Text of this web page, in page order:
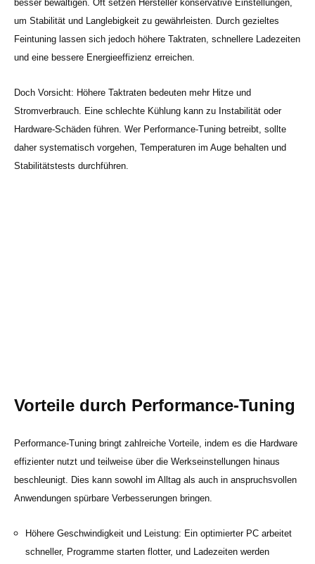
besser bewältigen. Oft setzen Hersteller konservative Einstellungen,
um Stabilität und Langlebigkeit zu gewährleisten. Durch gezieltes
Feintuning lassen sich jedoch höhere Taktraten, schnellere Ladezeiten
und eine bessere Energieeffizienz erreichen.
Doch Vorsicht: Höhere Taktraten bedeuten mehr Hitze und
Stromverbrauch. Eine schlechte Kühlung kann zu Instabilität oder
Hardware-Schäden führen. Wer Performance-Tuning betreibt, sollte
daher systematisch vorgehen, Temperaturen im Auge behalten und
Stabilitätstests durchführen.
Vorteile durch Performance-Tuning
Performance-Tuning bringt zahlreiche Vorteile, indem es die Hardware
effizienter nutzt und teilweise über die Werkseinstellungen hinaus
beschleunigt. Dies kann sowohl im Alltag als auch in anspruchsvollen
Anwendungen spürbare Verbesserungen bringen.
Höhere Geschwindigkeit und Leistung: Ein optimierter PC arbeitet
schneller, Programme starten flotter, und Ladezeiten werden